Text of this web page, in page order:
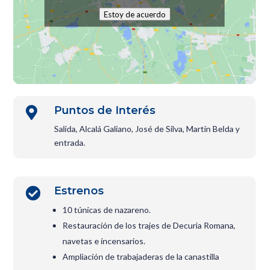
Estoy de acuerdo
 Puntos de Interés
Salida, Alcalá Galiano, José de Silva, Martín Belda y
entrada.
 Estrenos
10 túnicas de nazareno.
Restauración de los trajes de Decuria Romana,
navetas e incensarios.
Ampliación de trabajaderas de la canastilla